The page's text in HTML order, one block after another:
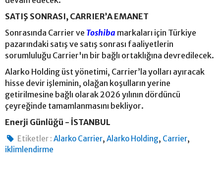
SATIŞ SONRASI, CARRIER’A EMANET
Sonrasında Carrier ve Toshiba markaları için Türkiye
pazarındaki satış ve satış sonrası faaliyetlerin
sorumluluğu Carrier'ın bir bağlı ortaklığına devredilecek.
Alarko Holding üst yönetimi, Carrier’la yolları ayıracak
hisse devir işleminin, olağan koşulların yerine
getirilmesine bağlı olarak 2026 yılının dördüncü
çeyreğinde tamamlanmasını bekliyor.
Enerji Günlüğü - İSTANBUL
Etiketler : Alarko Carrier,Alarko Holding, Carrier,
iklimlendirme